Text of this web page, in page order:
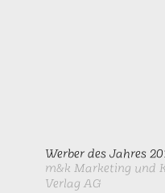
Werber des Jahres
m&k Marketing und
Verlag AG